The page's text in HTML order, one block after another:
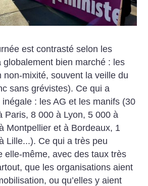
est contrasté selon les
globalement bien marché : les
non-mixité, souvent la veille du
sans grévistes). Ce qui a
: les AG et les manifs (30
Paris, 8 000 à Lyon, 5 000 à
Montpellier et à Bordeaux, 1
Lille...). Ce qui a très peu
elle-même, avec des taux très
que les organisations aient
ou qu’elles y aient